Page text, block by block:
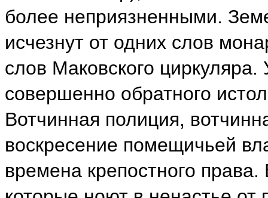
более неприязненными.
исчезнут от одних слов
слов Маковского
совершенно обратного
Вотчинная полиция,
воскресение помещичьей
времена крепостного